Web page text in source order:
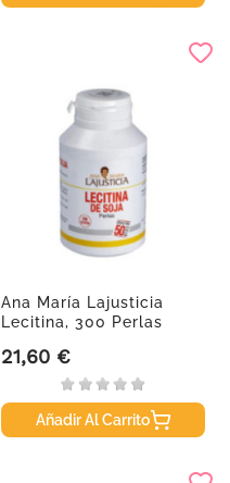
Ana María Lajusticia
Lecitina, 300 Perlas
Precio
21,60 €
Añadir Al Carrito